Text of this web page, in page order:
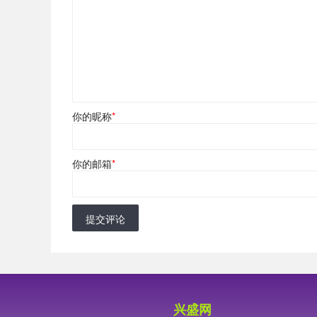
你的昵称*
你的邮箱*
提交评论
兴盛网